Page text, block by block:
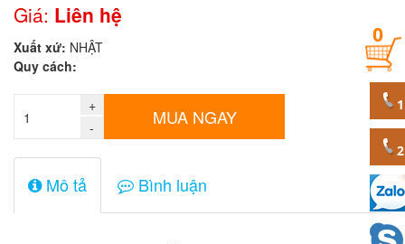
Giá:
0
đ
sản
phẩm
0
Giá: Liên hệ
Xuất xứ: NHẬT
Quy cách:
+
-
MUA NGAY
Mô tả Bình luận